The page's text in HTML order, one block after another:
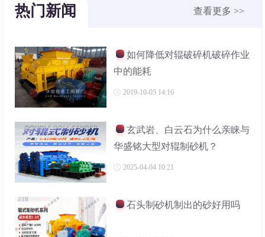
热门新闻 查看更多 >>
如何降低对辊破碎机破碎作业
中的能耗
2019-10-05 14:16
玄武岩、白云石为什么亲睐与
华盛铭大型对辊制砂机？
2025-04-04 10:21
石头制砂机制出的砂好用吗